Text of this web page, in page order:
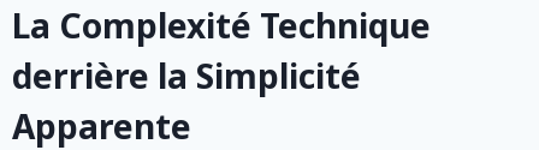
La Complexité Technique
derrière la Simplicité
Apparente